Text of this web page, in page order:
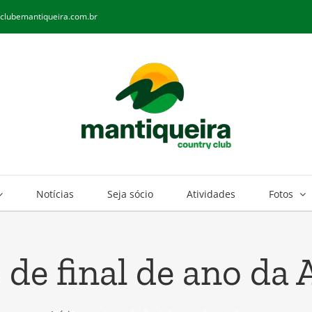
Notícias Seja sócio Atividades Fotos
final de ano da